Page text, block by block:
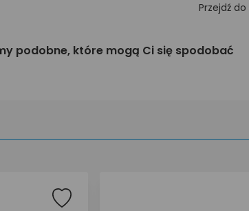
Przejdź do
podobne, które mogą Ci się spodobać